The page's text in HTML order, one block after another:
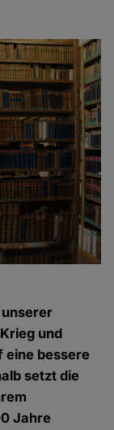
und
eine bessere
setzt die
Jahre